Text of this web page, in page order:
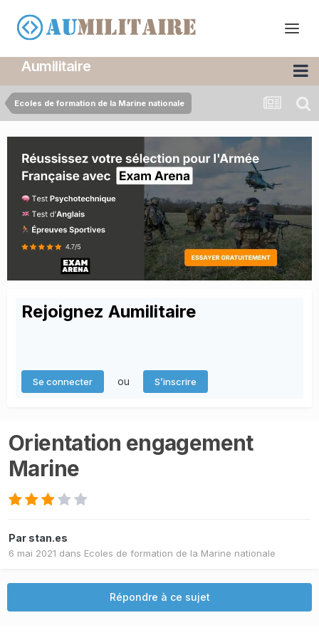
Aumilitaire
Ecoles de formation de la Marine nationale
Rejoignez Aumilitaire
Se connecter ou S’inscrire
Orientation engagement
Marine
Par stan.es
6 mai 2021 dans Ecoles de formation de la Marine nationale
Répondre à ce sujet